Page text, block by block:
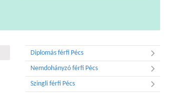
Diplomás férfi Pécs
Nemdohányzó férfi Pécs
Szingli férfi Pécs